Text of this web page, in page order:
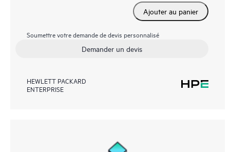
Ajouter au panier
Soumettre votre demande de devis personnalisé
Demander un devis
HEWLETT PACKARD
ENTERPRISE